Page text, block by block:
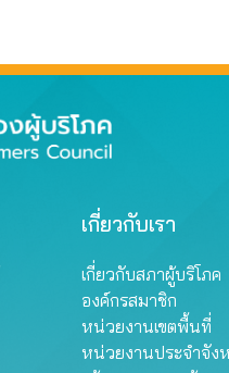
เกี่ยวกับเรา
เกี่ยวกับสภาผู้บริโภค
องค์กรสมาชิก
หน่วยงานเขตพื้นที่
หน่วยงานประจำจัง